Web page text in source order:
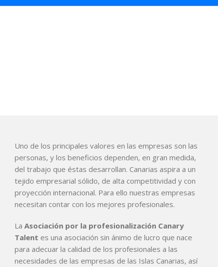
Saltar
Uno de los principales valores en las empresas son las
personas, y los beneficios dependen, en gran medida,
del trabajo que éstas desarrollan. Canarias aspira a un
tejido empresarial sólido, de alta competitividad y con
proyección internacional. Para ello nuestras empresas
necesitan contar con los mejores profesionales.
La Asociación por la profesionalización Canary
Talent es una asociación sin ánimo de lucro que nace
para adecuar la calidad de los profesionales a las
necesidades de las empresas de las Islas Canarias, así